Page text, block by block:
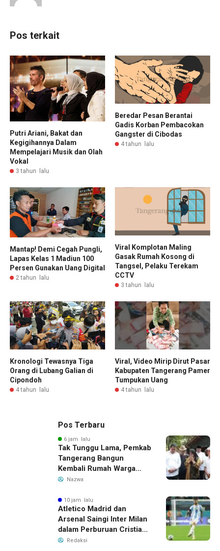
Pos terkait
Putri Ariani, Bakat dan
Kegigihannya Dalam
Mempelajari Musik dan Olah
Vokal
3 tahun lalu
Beredar Pesan Berantai
Gadis Korban Pembacokan
Gangster di Cibodas
4 tahun lalu
Mantap! Demi Cegah Pungli,
Lapas Kelas 1 Madiun 100
Persen Gunakan Uang Digital
2 tahun lalu
Viral Komplotan Maling
Gasak Rumah Kosong di
Tangsel, Pelaku Terekam
CCTV
3 tahun lalu
Kronologi Tewasnya Tiga
Orang di Lubang Galian di
Cipondoh
4 tahun lalu
Viral, Video Mirip Dirut Pasar
Kabupaten Tangerang Pamer
Tumpukan Uang
4 tahun lalu
Pos Terbaru
6 jam lalu
Tak Tunggu Lama, Pemkab
Tangerang Bangun
Kembali Rumah Warga
yang Roboh Akibat Puting
Nazwa
10 jam lalu
Atletico Madrid dan
Arsenal Saingi Inter Milan
dalam Perburuan Cristian
Romero, Transfer Bek
Redaksi